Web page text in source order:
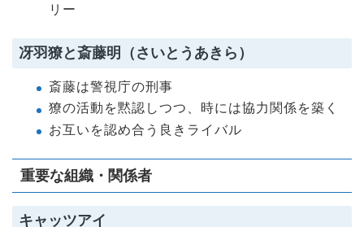
リー
冴羽獠と斎藤明（さいとうあきら）
斎藤は警視庁の刑事
獠の活動を黙認しつつ、時には協力関係を築く
お互いを認め合う良きライバル
重要な組織・関係者
キャッツアイ